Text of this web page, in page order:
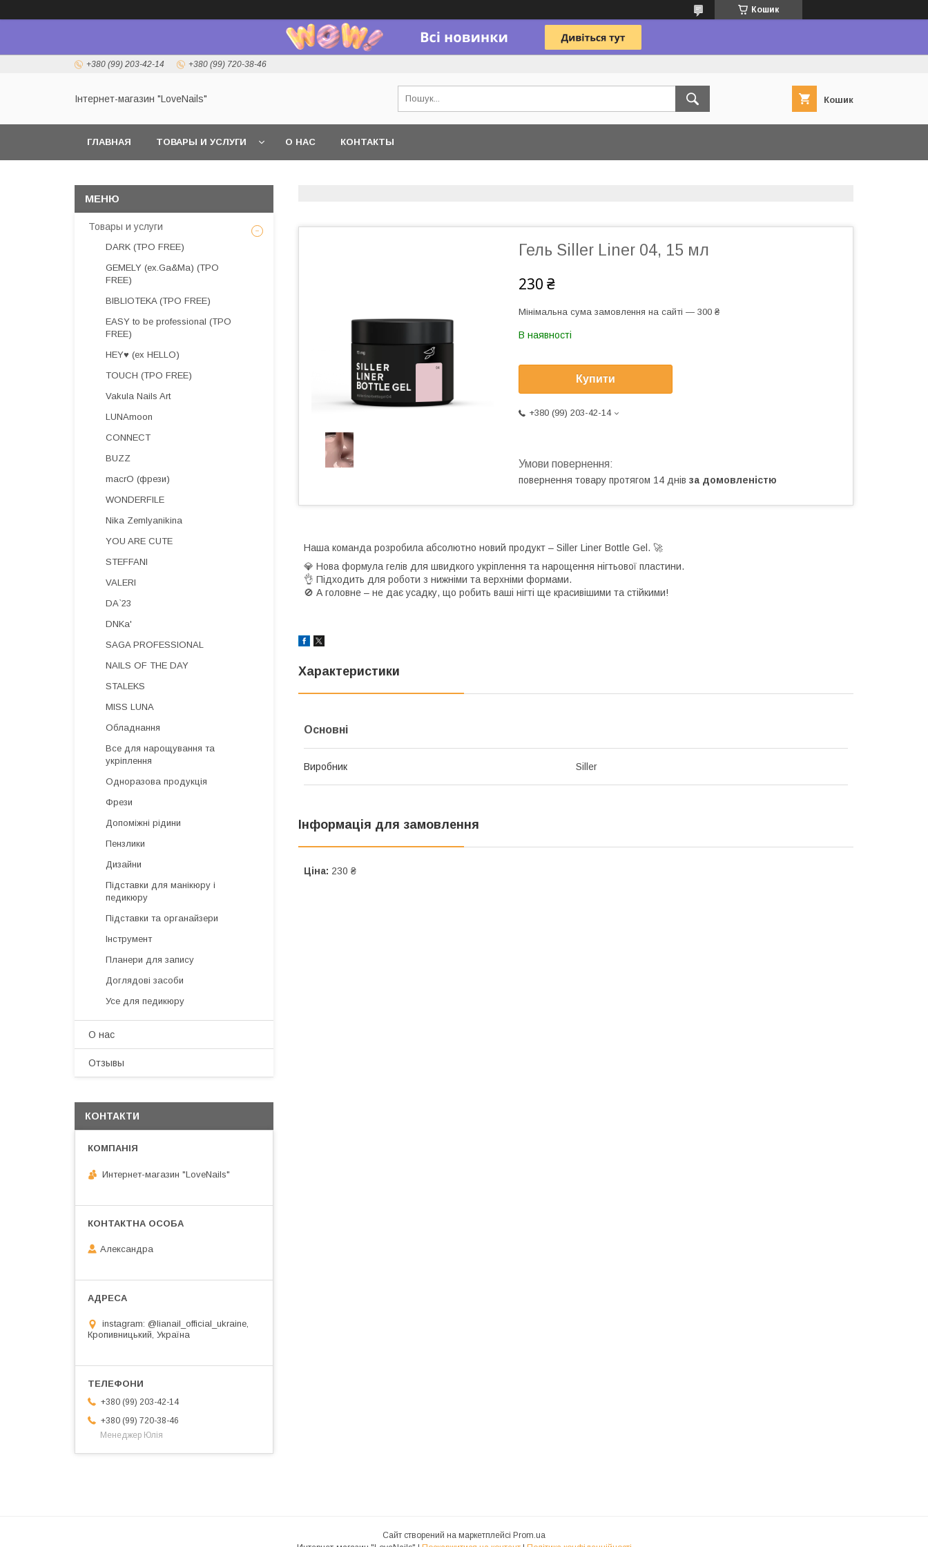
Кошик
+380 (99) 203-42-14 +380 (99) 720-38-46
Інтернет-магазин "LoveNails" Кошик
ГЛАВНАЯ ТОВАРЫ И УСЛУГИ О НАС КОНТАКТЫ
Гель Siller Liner 04, 15 мл
230 ₴
Мінімальна сума замовлення на сайті — 300 ₴
В наявності
Купити
+380 (99) 203-42-14
повернення товару протягом 14 днів за домовленістю
Наша команда розробила абсолютно новий продукт – Siller Liner Bottle Gel. 🚀
💎 Нова формула гелів для швидкого укріплення та нарощення нігтьової пластини.
👌 Підходить для роботи з нижніми та верхніми формами.
🚫 А головне – не дає усадку, що робить ваші нігті ще красивішими та стійкими!
Характеристики
Основні
Виробник Siller
Інформація для замовлення
Ціна: 230 ₴
Товары и услуги
DARK (TPO FREE)
GEMELY (ex.Ga&Ma) (TPO
FREE)
BIBLIOTEKA (TPO FREE)
EASY to be professional (TPO
FREE)
HEY♥ (ex HELLO)
TOUCH (TPO FREE)
Vakula Nails Art
LUNAmoon
CONNECT
BUZZ
macrO (фрези)
WONDERFILE
Nika Zemlyanikina
YOU ARE CUTE
STEFFANI
VALERI
DA`23
DNKa'
SAGA PROFESSIONAL
NAILS OF THE DAY
STALEKS
MISS LUNA
Обладнання
Все для нарощування та
укріплення
Одноразова продукція
Фрези
Допоміжні рідини
Пензлики
Дизайни
Підставки для манікюру і
педикюру
Підставки та органайзери
Інструмент
Планери для запису
Доглядові засоби
Усе для педикюру
О нас
Отзывы
КОНТАКТИ
Интернет-магазин "LoveNails"
Александра
instagram: @lianail_official_ukraine,
Кропивницький, Україна
+380 (99) 203-42-14
+380 (99) 720-38-46
Менеджер Юлія
Сайт створений на маркетплейсі Prom.ua